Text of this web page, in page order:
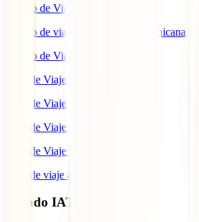
Seguro de Viaje a China
Seguro de viaje a República Dominicana
Seguro de Viaje a Colombia
Guía de Viaje a Estados Unidos
Guía de Viaje a México
Guía de Viaje a Marruecos
Guía de Viaje a Cuba
Guía de viaje a Indonesia
Mundo IATI